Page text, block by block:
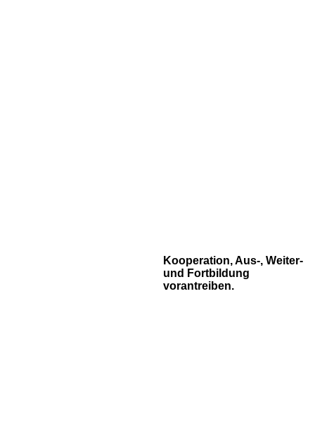
Kooperation, Aus-, Weiter-
und Fortbildung
vorantreiben.